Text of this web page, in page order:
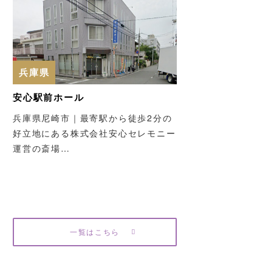
兵庫県
安心駅前ホール
兵庫県尼崎市｜最寄駅から徒歩2分の
好立地にある株式会社安心セレモニー
運営の斎場…
一覧はこちら